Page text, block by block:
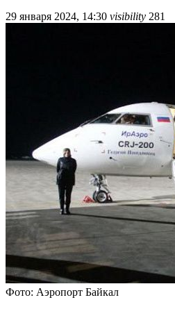
29 января 2024, 14:30 visibility 281
Фото: Аэропорт Байкал